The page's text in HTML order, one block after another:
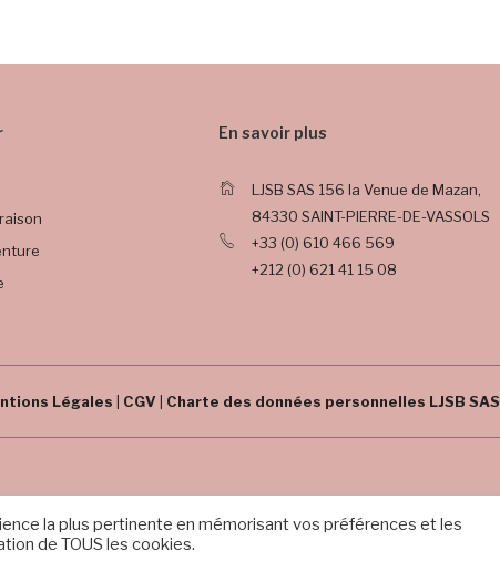
En savoir plus
LJSB SAS 156 la Venue de Mazan,
84330 SAINT-PIERRE-DE-VASSOLS
+33 (0) 610 466 569
+212 (0) 621 41 15 08
Légales CGV Charte des données personnelles LJSB SAS
la plus pertinente en mémorisant vos préférences et les
de TOUS les cookies.